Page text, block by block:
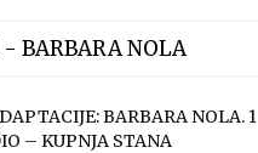
BARBARA NOLA
BARBARA NOLA. 1
– KUPNJA STANA